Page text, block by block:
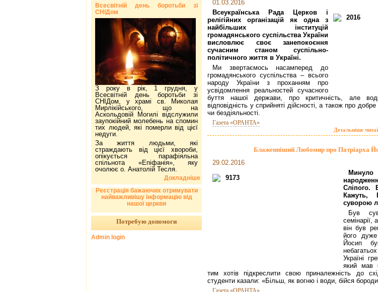
01.03.2016
Всеукраїнська Рада Церков і
релігійних організацій як одна з
найбільших інституцій
громадянського суспільства України
висловлює своє занепокоєння
сучасним станом суспільно-
політичного життя в Україні.
Ми звертаємось насамперед до
громадянського суспільства – всього
народу України з проханням про
усвідомлення реальностей сучасного
буття нашої держави, про критичність, але
відповідність у сприйняті дійсності, а також про
чи бездіяльності.
Газета «ОРАНТА»
Детальніше
Блаженніший Любомир про Патріарха
29.02.2016
Сліпого.
Кажуть,
суворою
Був
семінарії,
він був
його
Йосип
Україні
який мав
тим хотів підкреслити свою приналежність до
студенти казали: «Більш, як вогню і води, бійся
Газета «ОРАНТА»
Всесвітній день боротьби зі
СНІДом
З року в рік, 1 грудня, у
Всесвітній день боротьби зі
СНІДом, у храмі св. Миколая
Мирлікійського, що на
Аскольдовій Могилі відслужили
заупокійний молебень на спомин
тих людей, які померли від цієї
недуги.
За життя людьми, які
страждають від цієї хвороби,
опікується парафіяльна
спільнота «Епіфанія», яку
очолює о. Анатолій Тесля.
Докладніше
Реєстрація бажаючих отримувати
найважливішу інформацію від
нашої церкви
Потребую допомоги
Admin login